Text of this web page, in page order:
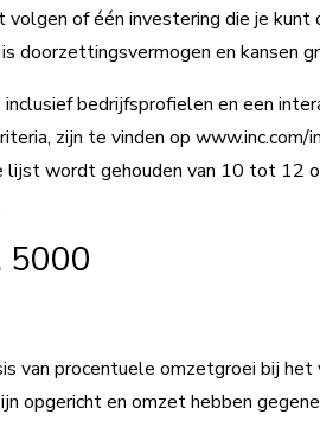
of één investering die je
doorzettingsvermogen en kansen
bedrijfsprofielen en een
zijn te vinden op
lijst wordt gehouden van 10 tot
5000
van procentuele omzetgroei bij
opgericht en omzet hebben